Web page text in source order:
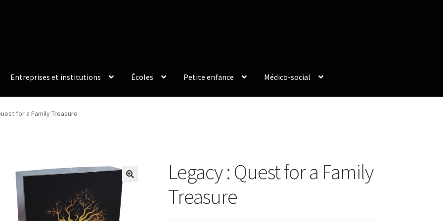
Entreprises et institutions Écoles Petite enfance Médico-social
for a Family Treasure
Legacy : Quest for a Family
Treasure